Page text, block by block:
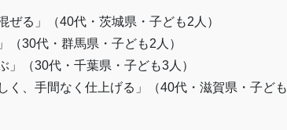
ぜる」（40代・茨城県・子ども2人）
（30代・群馬県・子ども2人）
」（30代・千葉県・子ども3人）
く、手間なく仕上げる」（40代・滋賀県・子ども